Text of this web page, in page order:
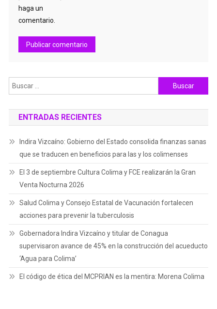
haga un
comentario.
Buscar:
ENTRADAS RECIENTES
Indira Vizcaíno: Gobierno del Estado consolida finanzas sanas
que se traducen en beneficios para las y los colimenses
El 3 de septiembre Cultura Colima y FCE realizarán la Gran
Venta Nocturna 2026
Salud Colima y Consejo Estatal de Vacunación fortalecen
acciones para prevenir la tuberculosis
Gobernadora Indira Vizcaíno y titular de Conagua
supervisaron avance de 45% en la construcción del acueducto
‘Agua para Colima’
El código de ética del MCPRIAN es la mentira: Morena Colima